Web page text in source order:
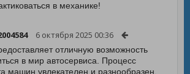
в механике!
6 октября 2025 00:36
отличную возможность
в мир автосервиса. Процесс
машин увлекателен и разнообразен,